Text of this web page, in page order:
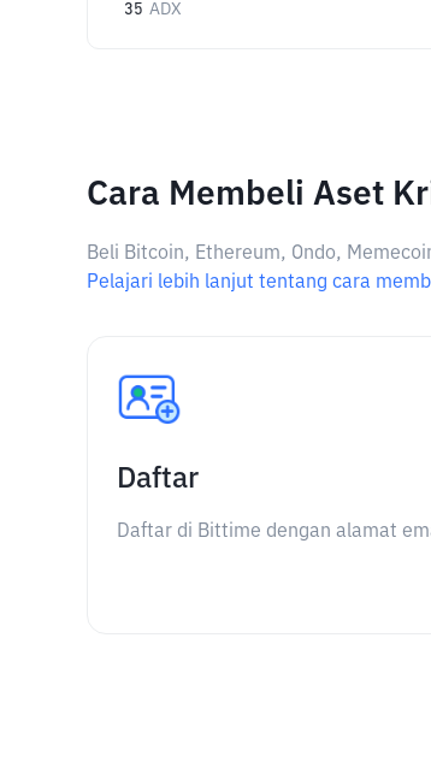
35 ADX
Cara Membeli Aset
Beli Bitcoin, Ethereum, Ondo,
Pelajari lebih lanjut tentang cara
Daftar
Daftar di Bittime dengan alamat